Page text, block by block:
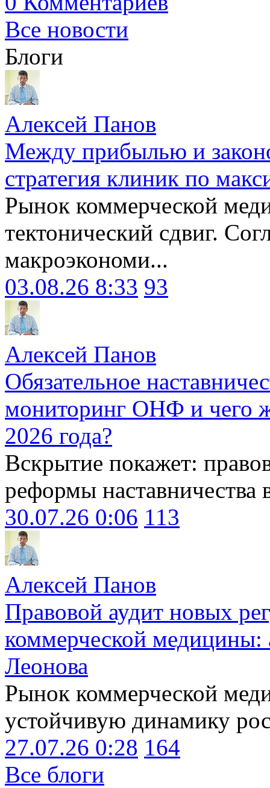
Все новости
Блоги
Алексей Панов
Между прибылью и
стратегия клиник по
Рынок коммерческой
тектонический сдвиг.
макроэкономи...
03.08.26 8:33 93
Алексей Панов
Обязательное
мониторинг ОНФ и чего
2026 года?
Вскрытие покажет:
реформы наставничества
30.07.26 0:06 113
Алексей Панов
Правовой аудит новых
коммерческой медицины:
Леонова
Рынок коммерческой
устойчивую динамику
27.07.26 0:28 164
Все блоги